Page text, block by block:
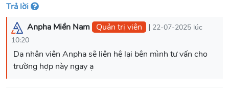
Trả lời
Anpha Miền Nam Quản trị viên | 22-07-2025 lúc
10:20
Dạ nhân viên Anpha sẽ liên hệ lại bên mình tư vấn cho